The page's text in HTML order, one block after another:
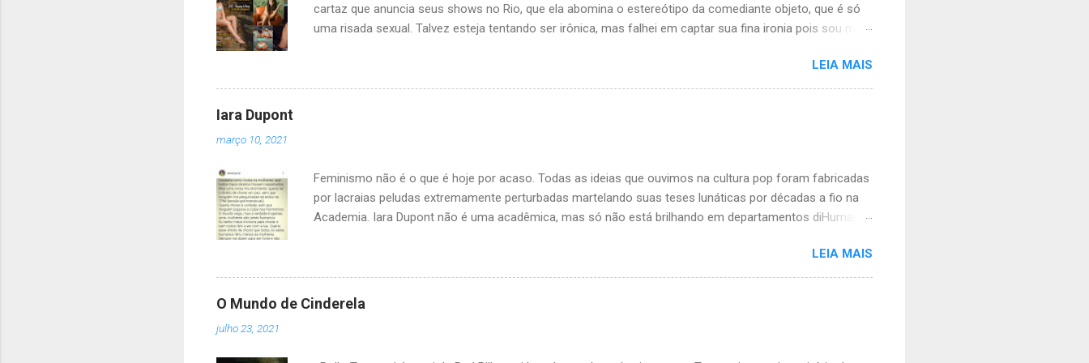
cartaz que anuncia seus shows no Rio, que ela abomina o estereótipo da comediante objeto, que é só
uma risada sexual. Talvez esteja tentando ser irônica, mas falhei em captar sua fina ironia pois sou meio
onde ela faz comédia. Limita-se a fazer videos sobre assuntos lacradores onde solta um bordão ou
outro no meio, como o do insistente e pedante homem hetero branco privilegiado. Se é para rir eu não
LEIA MAIS
Iara Dupont
março 10, 2021
Feminismo não é o que é hoje por acaso. Todas as ideias que ouvimos na cultura pop foram fabricadas
por lacraias peludas extremamente perturbadas martelando suas teses lunáticas por décadas a fio na
Academia. Iara Dupont não é uma acadêmica, mas só não está brilhando em departamentos diHumanas
falta: borderline, esquizofrênica, completamente desconectada da realidade, cheia de neuroses, incapaz
de pensar logicamente, espatifada violentamente no the wall e com muita vontade de odiar macho,
Dupont tem todas as virtudes necessárias para ser uma lacraia top influente no meio acadêmico. Não
LEIA MAIS
O Mundo de Cinderela
julho 23, 2021